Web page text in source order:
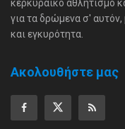
κερκυραϊκό αθλητισμό
για τα δρώμενα σ' αυτόν,
και εγκυρότητα.
Ακολουθήστε μας